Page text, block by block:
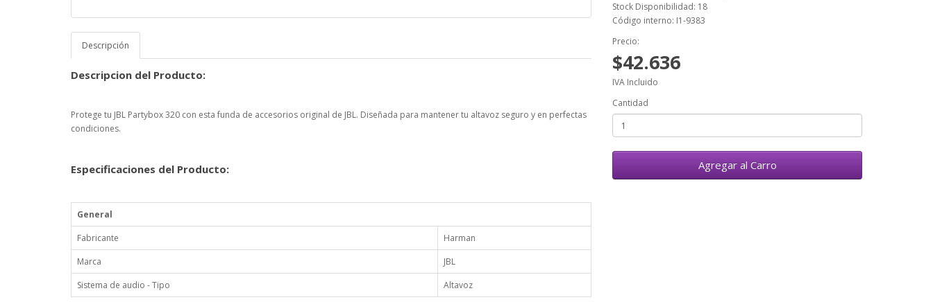
Descripción
Descripcion del Producto:
Protege tu JBL Partybox 320 con esta funda de accesorios original de JBL. Diseñada para mantener tu altavoz seguro y en perfectas
condiciones.
Especificaciones del Producto:
General
Fabricante
Harman
Marca
JBL
Sistema de audio - Tipo
Altavoz
Stock Disponibilidad: 18
Código interno: I1-9383
Precio:
$42.636
IVA Incluido
Cantidad
Agregar al Carro